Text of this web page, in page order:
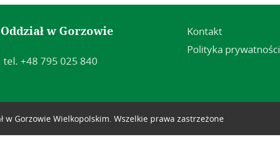
w Gorzowie
tel. +48 795 025 840
Kontakt
Polityka prywatności
w Gorzowie Wielkopolskim. Wszelkie prawa zastrzeżone